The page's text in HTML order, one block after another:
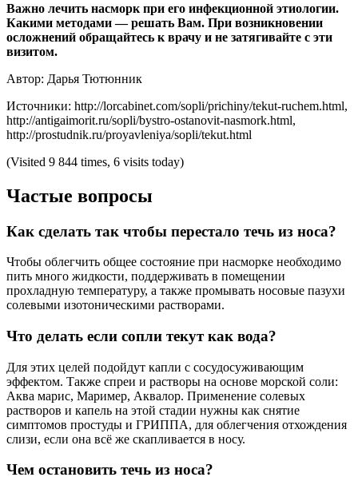
Важно лечить насморк при его инфекционной этиологии.
Какими методами — решать Вам. При возникновении
осложнений обращайтесь к врачу и не затягивайте с эти
визитом.
Автор: Дарья Тютюнник
Источники: http://lorcabinet.com/sopli/prichiny/tekut-ruchem.html,
http://antigaimorit.ru/sopli/bystro-ostanovit-nasmork.html,
http://prostudnik.ru/proyavleniya/sopli/tekut.html
(Visited 9 844 times, 6 visits today)
Частые вопросы
Как сделать так чтобы перестало течь из носа?
Чтобы облегчить общее состояние при насморке необходимо
пить много жидкости, поддерживать в помещении
прохладную температуру, а также промывать носовые пазухи
солевыми изотоническими растворами.
Что делать если сопли текут как вода?
Для этих целей подойдут капли с сосудосуживающим
эффектом. Также спреи и растворы на основе морской соли:
Аква марис, Маример, Аквалор. Применение солевых
растворов и капель на этой стадии нужны как снятие
симптомов простуды и ГРИППА, для облегчения отхождения
слизи, если она всё же скапливается в носу.
Чем остановить течь из носа?